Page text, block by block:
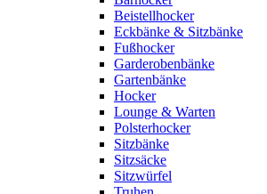
Beistellhocker
Eckbänke & Sitzbänke
Fußhocker
Garderobenbänke
Gartenbänke
Hocker
Lounge & Warten
Polsterhocker
Sitzbänke
Sitzsäcke
Sitzwürfel